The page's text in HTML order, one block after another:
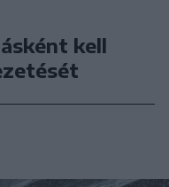
kell